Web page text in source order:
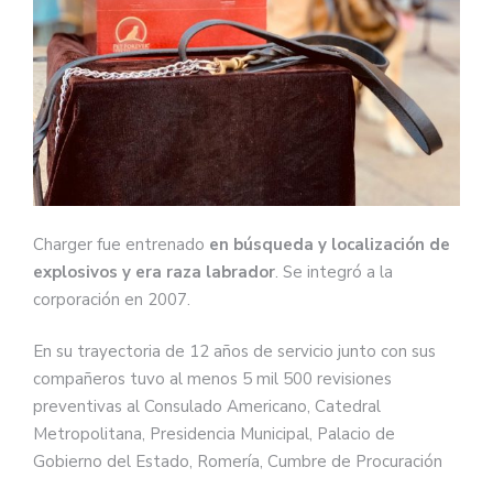
Charger fue entrenado en búsqueda y localización de
explosivos y era raza labrador. Se integró a la
corporación en 2007.
En su trayectoria de 12 años de servicio junto con sus
compañeros tuvo al menos 5 mil 500 revisiones
preventivas al Consulado Americano, Catedral
Metropolitana, Presidencia Municipal, Palacio de
Gobierno del Estado, Romería, Cumbre de Procuración